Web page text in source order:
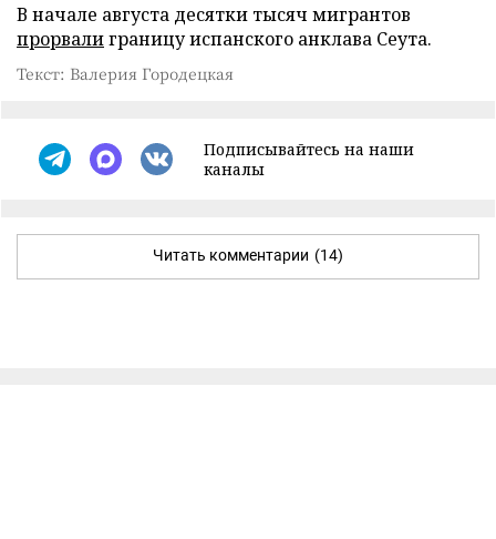
В начале августа десятки тысяч мигрантов
прорвалиграницу испанского анклава Сеута.
Текст: Валерия Городецкая
Подписывайтесь на наши
каналы
Читать комментарии (14)